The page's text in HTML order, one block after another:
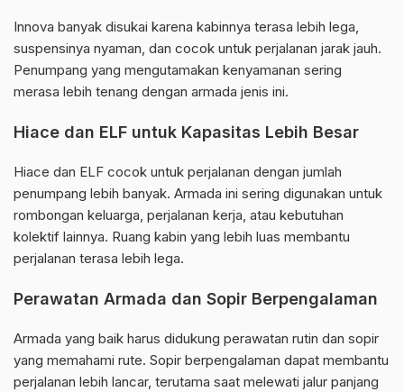
Innova banyak disukai karena kabinnya terasa lebih lega,
suspensinya nyaman, dan cocok untuk perjalanan jarak jauh.
Penumpang yang mengutamakan kenyamanan sering
merasa lebih tenang dengan armada jenis ini.
Hiace dan ELF untuk Kapasitas Lebih Besar
Hiace dan ELF cocok untuk perjalanan dengan jumlah
penumpang lebih banyak. Armada ini sering digunakan untuk
rombongan keluarga, perjalanan kerja, atau kebutuhan
kolektif lainnya. Ruang kabin yang lebih luas membantu
perjalanan terasa lebih lega.
Perawatan Armada dan Sopir Berpengalaman
Armada yang baik harus didukung perawatan rutin dan sopir
yang memahami rute. Sopir berpengalaman dapat membantu
perjalanan lebih lancar, terutama saat melewati jalur panjang